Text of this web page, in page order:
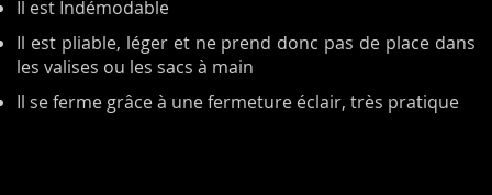
Il est Indémodable
Il est pliable, léger et ne prend donc pas de place dans
les valises ou les sacs à main
Il se ferme grâce à une fermeture éclair, très pratique